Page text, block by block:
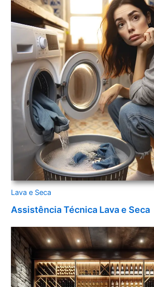
Lava e Seca
Assistência Técnica Lava e Seca